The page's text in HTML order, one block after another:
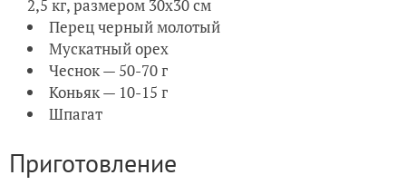
2,5 кг, размером 30х30 см
Перец черный молотый
Мускатный орех
Чеснок — 50-70 г
Коньяк — 10-15 г
Шпагат
Приготовление